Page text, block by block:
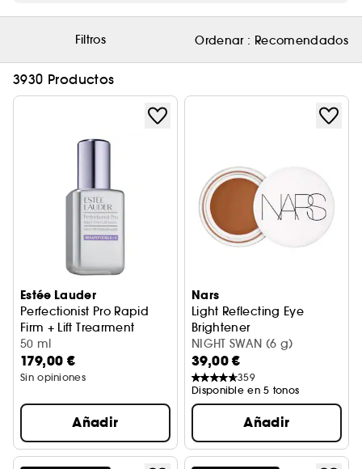
Filtros Ordenar : Recomendados
3930 Productos
Estée Lauder
Perfectionist Pro Rapid
Firm + Lift Trearment
Suero antiedad
50 ml
179,00 €
Sin opiniones
Añadir
Nars
Light Reflecting Eye
Brightener
Iluminador de rostro
NIGHT SWAN (6 g)
39,00 €
359
Disponible en 5 tonos
Añadir